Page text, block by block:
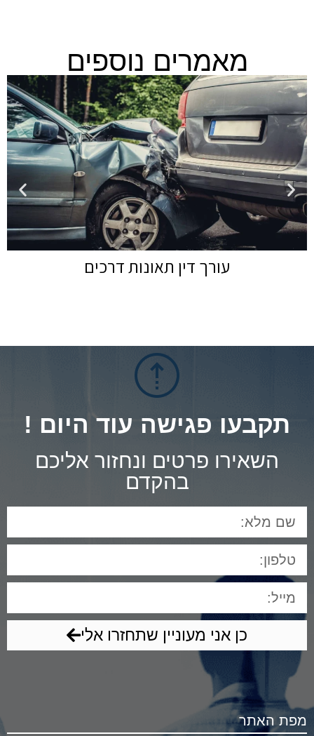
מאמרים נוספים
עורך דין תאונות דרכים
תקבעו פגישה עוד היום !
השאירו פרטים ונחזור אליכם
בהקדם
כן אני מעוניין שתחזרו אלי
מפת האתר